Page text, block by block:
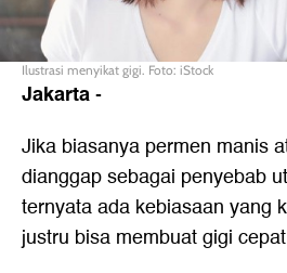
Ilustrasi menyikat gigi. Foto: iStock
Jakarta-
Jika biasanya permen manis
dianggap sebagai penyebab
ternyata ada kebiasaan yang
justru bisa membuat gigi